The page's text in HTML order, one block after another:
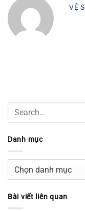
VỆ
Danh mục
mục
Bài viết liên quan